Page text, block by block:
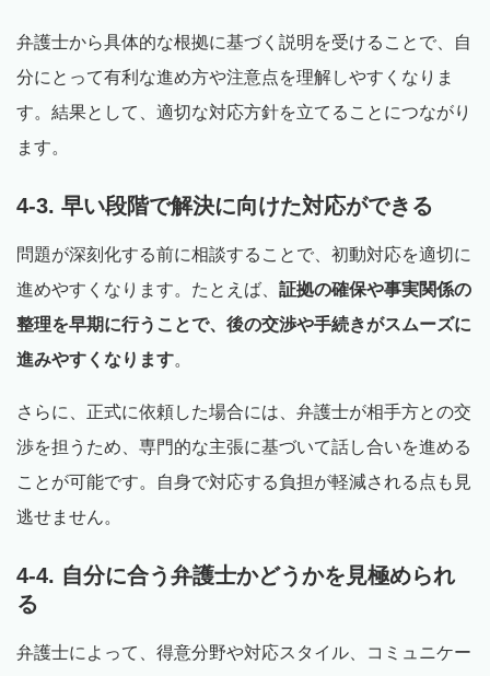
弁護士から具体的な根拠に基づく説明を受けることで、自
分にとって有利な進め方や注意点を理解しやすくなりま
す。結果として、適切な対応方針を立てることにつながり
ます。
4-3. 早い段階で解決に向けた対応ができる
問題が深刻化する前に相談することで、初動対応を適切に
進めやすくなります。たとえば、 証拠の確保や事実関係の
整理を早期に行うことで、後の交渉や手続きがスムーズに
進みやすくなります。
さらに、正式に依頼した場合には、弁護士が相手方との交
渉を担うため、専門的な主張に基づいて話し合いを進める
ことが可能です。自身で対応する負担が軽減される点も見
逃せません。
4-4. 自分に合う弁護士かどうかを見極められ
る
弁護士によって、得意分野や対応スタイル、コミュニケー